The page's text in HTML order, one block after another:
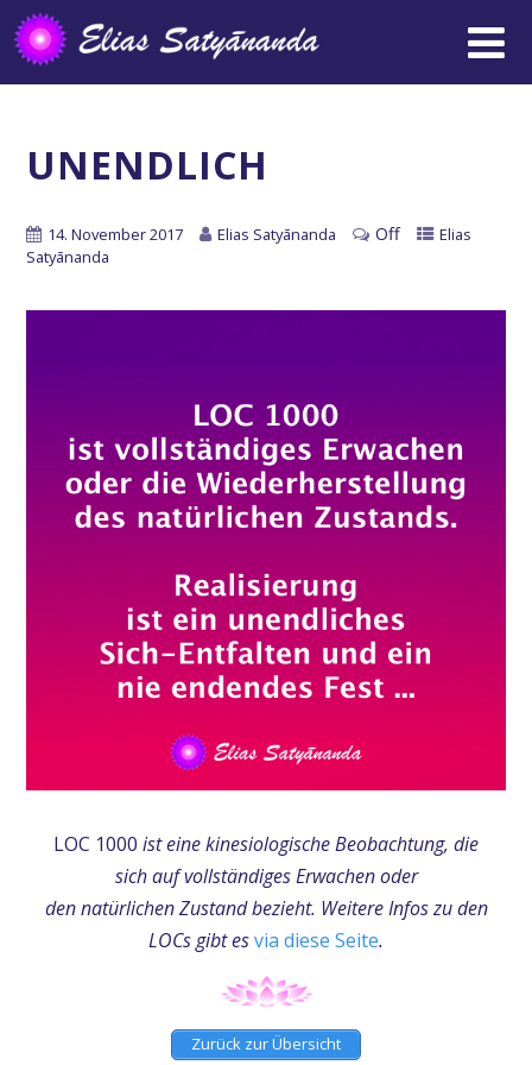
UNENDLICH
14. November 2017 Elias Satyānanda Off
Elias
Satyānanda
LOC 1000 ist eine kinesiologische Beobachtung, die
sich auf vollständiges Erwachen oder
den natürlichen Zustandbezieht. Weitere Infos zu den
LOCs gibt esvia diese Seite.
Zurück zur Übersicht